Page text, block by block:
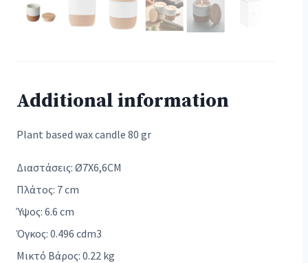
Additional information
Plant based wax candle 80 gr
Διαστάσεις: Ø7X6,6CM
Πλάτος: 7 cm
Ύψος: 6.6 cm
Όγκος: 0.496 cdm3
Μικτό Βάρος: 0.22 kg